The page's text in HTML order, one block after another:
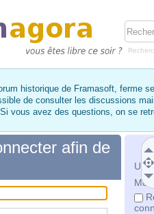
historique de Framasoft, ferme
de consulter les discussions
vous avez des questions, on se
Mot
afin de